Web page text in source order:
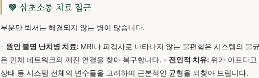
💚 삼초소통 치료 접근
부분만 봐서는 해결되지 않는 병이 많습니다.
- 원인 불명 난치병 치료: MRI나 피검사로 나타나지 않는 불편함은 시스템의 불
은 인체 네트워크의 깨진 연결을 찾아 복구합니다. - 전인적 치유: 위가 아프다
상태 등 시스템 전체의 변수들을 고려하여 근본적인 균형을 되찾아 드립니다.